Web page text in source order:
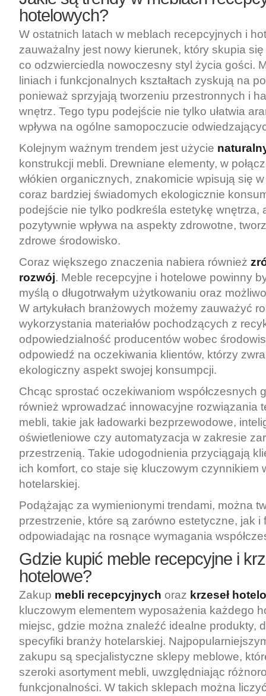
hotelowych?
W ostatnich latach w meblach recepcyjnych i
zauważalny jest nowy kierunek, który skupia
co odzwierciedla nowoczesny styl życia gości.
liniach i funkcjonalnych kształtach zyskują na
ponieważ sprzyjają tworzeniu przestronnych i
wnętrz. Tego typu podejście nie tylko ułatwia
wpływa na ogólne samopoczucie
Kolejnym ważnym trendem jest użycie
konstrukcji mebli. Drewniane elementy, w
włókien organicznych, znakomicie wpisują się
coraz bardziej świadomych ekologicznie
podejście nie tylko podkreśla estetykę wnętrza,
pozytywnie wpływa na aspekty zdrowotne,
zdrowe środowisko.
Coraz większego znaczenia nabiera również
rozwój. Meble recepcyjne i hotelowe powinny
myślą o długotrwałym użytkowaniu oraz
W artykułach branżowych możemy zauważyć
wykorzystania materiałów pochodzących z
odpowiedzialność producentów wobec
odpowiedź na oczekiwania klientów, którzy
ekologiczny aspekt swojej konsumpcji.
Chcąc sprostać oczekiwaniom współczesnych
również wprowadzać innowacyjne rozwiązania
mebli, takie jak ładowarki bezprzewodowe,
oświetleniowe czy automatyzacja w zakresie
przestrzenią. Takie udogodnienia przyciągają
ich komfort, co staje się kluczowym czynnikiem
hotelarskiej.
Podążając za wymienionymi trendami, można
przestrzenie, które są zarówno estetyczne, jak i
odpowiadając na rosnące wymagania
Gdzie kupić meble recepcyjne i
hotelowe?
Zakup mebli recepcyjnych oraz krzeseł
kluczowym elementem wyposażenia każdego
miejsc, gdzie można znaleźć idealne produkty,
specyfiki branży hotelarskiej.
zakupu są specjalistyczne sklepy meblowe,
szeroki asortyment mebli, uwzględniając
funkcjonalności. W takich sklepach można